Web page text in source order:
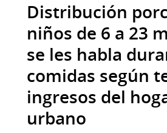
Distribución
niños de 6 a 23
se les habla
comidas según
ingresos del
urbano